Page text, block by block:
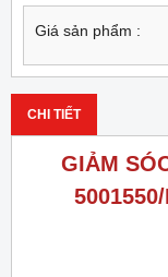
Giá sản phẩm :
CHI TIẾT
GIẢM